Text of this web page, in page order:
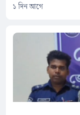
১ দিন আগে